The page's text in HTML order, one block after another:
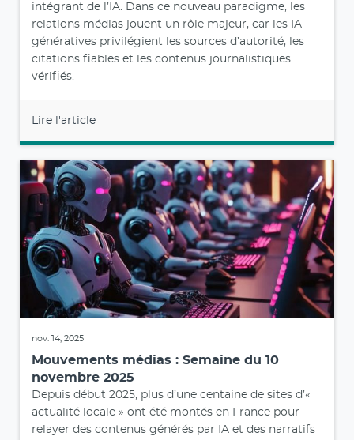
intégrant de l’IA. Dans ce nouveau paradigme, les
relations médias jouent un rôle majeur, car les IA
génératives privilégient les sources d’autorité, les
citations fiables et les contenus journalistiques
vérifiés.
Lire l'article
nov. 14, 2025
Mouvements médias : Semaine du 10
novembre 2025
Depuis début 2025, plus d’une centaine de sites d’«
actualité locale » ont été montés en France pour
relayer des contenus générés par IA et des narratifs